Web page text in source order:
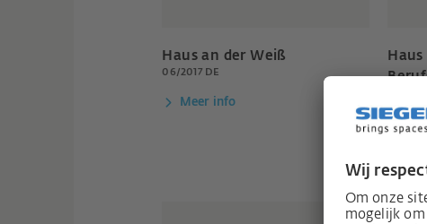
Haus an der Weiß
06/2017 DE
Meer info